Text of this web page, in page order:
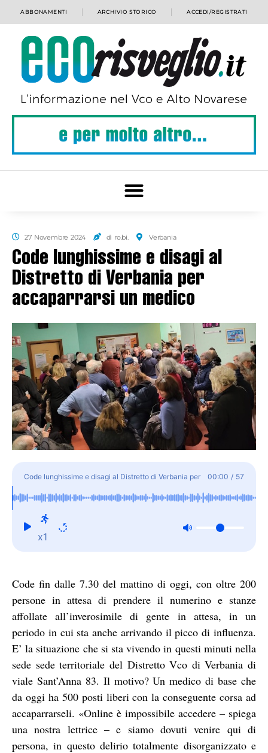
ABBONAMENTI ARCHIVIO STORICO ACCEDI/REGISTRATI
27 Novembre 2024 di ro.bi. Verbania
Code lunghissime e disagi al
Distretto di Verbania per
accaparrarsi un medico
Code lunghissime e disagi al Distretto di Verbania per
accaparrarsi un medico
00:00 / 57
x1
Code fin dalle 7.30 del mattino di oggi, con oltre 200
persone in attesa di prendere il numerino e stanze
affollate all’inverosimile di gente in attesa, in un
periodo in cui sta anche arrivando il picco di influenza.
E’ la situazione che si sta vivendo in questi minuti nella
sede sede territoriale del Distretto Vco di Verbania di
viale Sant’Anna 83. Il motivo? Un medico di base che
da oggi ha 500 posti liberi con la conseguente corsa ad
accaparrarseli. «Online è impossibile accedere – spiega
una nostra lettrice – e siamo dovuti venire qui di
persona, in questo delirio totalmente disorganizzato e